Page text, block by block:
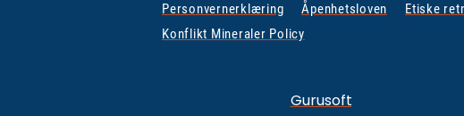
Personvernerklæring Åpenhetsloven Etiske
Konflikt Mineraler Policy
Gurusoft